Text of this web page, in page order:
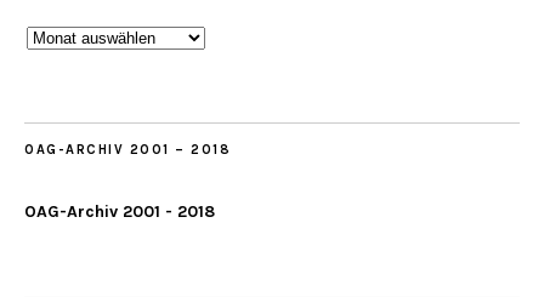
Beobachtungen
OAG-ARCHIV 2001 – 2018
OAG-Archiv 2001 - 2018